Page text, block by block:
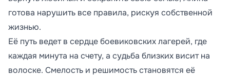
готова нарушить все правила, рискуя собственной
жизнью.
Её путь ведет в сердце боевиковских лагерей, где
каждая минута на счету, а судьба близких висит на
волоске. Смелость и решимость становятся её